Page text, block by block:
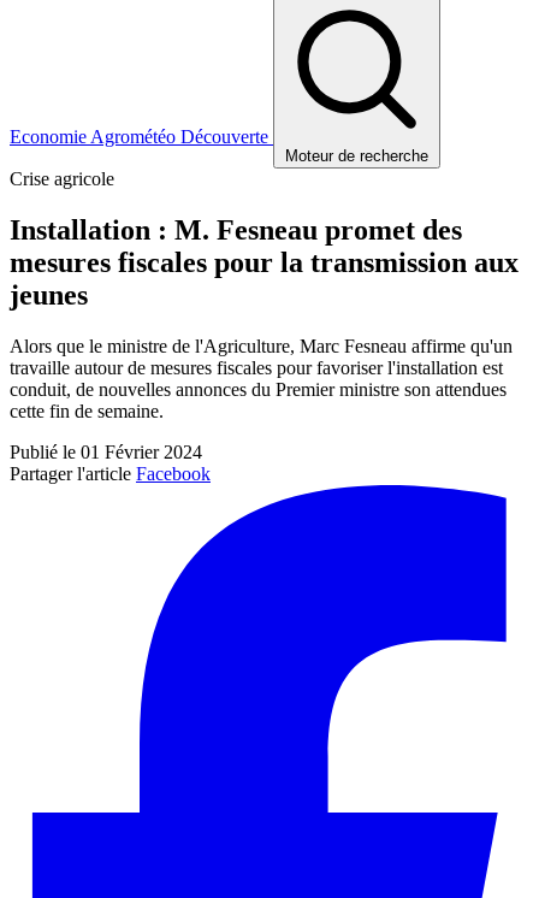
Economie Agrométéo Découverte
Moteur de recherche
Crise agricole
Installation : M. Fesneau promet des
mesures fiscales pour la transmission aux
jeunes
Alors que le ministre de l'Agriculture, Marc Fesneau affirme qu'un
travaille autour de mesures fiscales pour favoriser l'installation est
conduit, de nouvelles annonces du Premier ministre son attendues
cette fin de semaine.
Publié le 01 Février 2024
Partager l'article Facebook